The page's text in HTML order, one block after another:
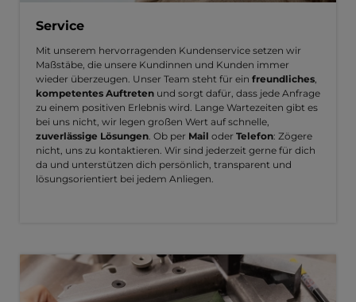
Service
Mit unserem hervorragenden Kundenservice setzen wir
Maßstäbe, die unsere Kundinnen und Kunden immer
wieder überzeugen. Unser Team steht für ein freundliches
kompetentes Auftreten und sorgt dafür, dass jede Anfrage
zu einem positiven Erlebnis wird. Lange Wartezeiten gibt es
bei uns nicht, wir legen großen Wert auf schnelle,
zuverlässige Lösungen . Ob per Mail oder Telefon: Zögere
nicht, uns zu kontaktieren. Wir sind jederzeit gerne für dich
da und unterstützen dich persönlich, transparent und
lösungsorientiert bei jedem Anliegen.